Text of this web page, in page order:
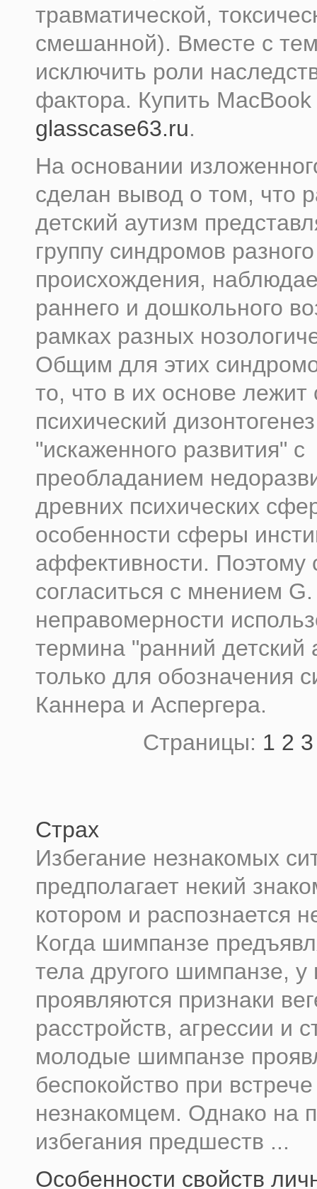
травматической,
смешанной). Вместе с
исключить роли
фактора. Купить MacBook
glasscase63.ru.
На основании
сделан вывод о том, что
детский аутизм
группу синдромов разного
происхождения,
раннего и дошкольного
рамках разных
Общим для этих
то, что в их основе
психический
"искаженного развития" с
преобладанием
древних психических
особенности сферы
аффективности. Поэтому
согласиться с мнением
неправомерности
термина "ранний детский
только для обозначения
Каннера и Аспергера.
Страницы: 1 2 3
Страх
Избегание незнакомых
предполагает некий
котором и распознается
Когда шимпанзе
тела другого шимпанзе, у
проявляются признаки
расстройств, агрессии и
молодые шимпанзе
беспокойство при
незнакомцем. Однако на
избегания предшеств ...
Особенности свойств